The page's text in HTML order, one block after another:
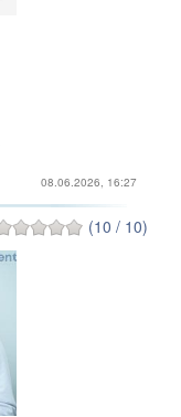
08.06.2026, 16:27
(10 / 10)